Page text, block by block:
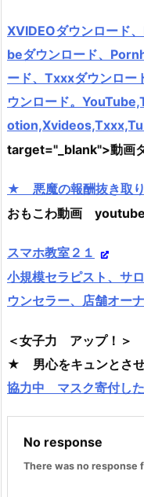
XVIDEOダウンロード
beダウンロード、
ード、Txxxダウンロー
ウンロード。
target="_blank">動画
★ 悪魔の報酬抜き取
おもこわ動画
スマホ教室２１
小規模セラピスト、サ
ウンセラー、店舗オー
＜女子力 アップ！＞
★ 男心をキュンとさ
協力中 マスク寄付した
No response
There was no response